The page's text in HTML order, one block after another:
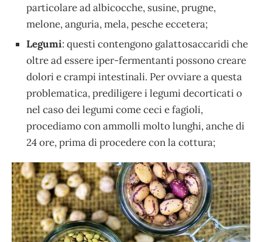
particolare ad albicocche, susine, prugne,
melone, anguria, mela, pesche eccetera;
Legumi: questi contengono galattosaccaridi che
oltre ad essere iper-fermentanti possono creare
dolori e crampi intestinali. Per ovviare a questa
problematica, prediligere i legumi decorticati o
nel caso dei legumi come ceci e fagioli,
procediamo con ammolli molto lunghi, anche di
24 ore, prima di procedere con la cottura;